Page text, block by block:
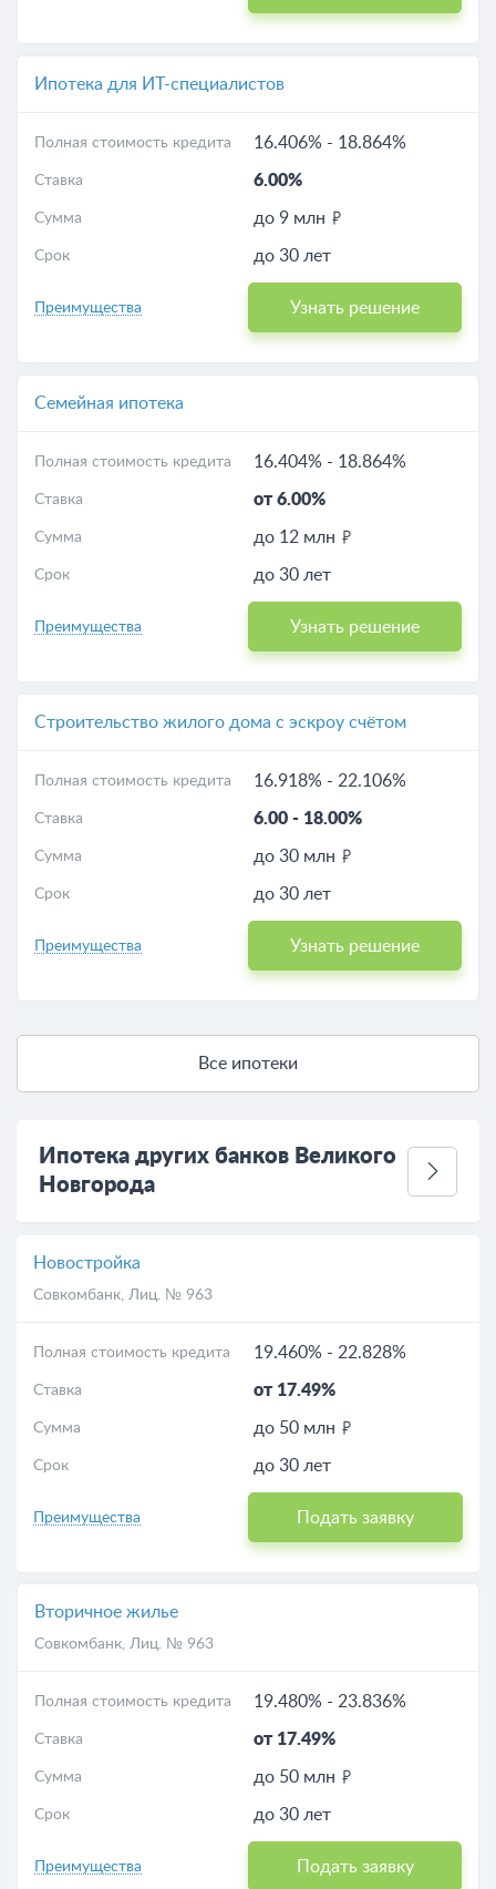
Ипотека для ИТ-специалистов
Полная стоимость кредита 16.406% - 18.864%
Ставка 6.00%
Сумма до 9 млн
Срок до 30 лет
Преимущества Узнать решение
Семейная ипотека
Полная стоимость кредита 16.404% - 18.864%
Ставка от 6.00%
Сумма до 12 млн
Срок до 30 лет
Преимущества Узнать решение
Строительство жилого дома с эскроу счётом
Полная стоимость кредита 16.918% - 22.106%
Ставка 6.00 - 18.00%
Сумма до 30 млн
Срок до 30 лет
Преимущества Узнать решение
Все ипотеки
Ипотека других банков Великого
Новгорода
Новостройка
Совкомбанк, Лиц. № 963
Полная стоимость кредита 19.460% - 22.828%
Ставка от 17.49%
Сумма до 50 млн
Срок до 30 лет
Преимущества Подать заявку
Вторичное жилье
Совкомбанк, Лиц. № 963
Полная стоимость кредита 19.480% - 23.836%
Ставка от 17.49%
Сумма до 50 млн
Срок до 30 лет
Преимущества Подать заявку